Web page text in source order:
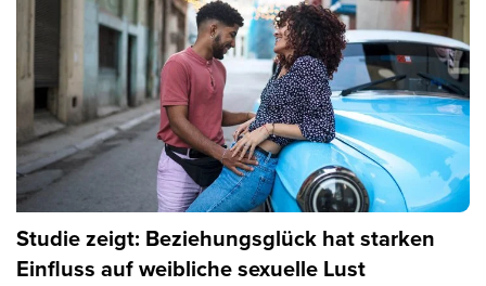
Studie zeigt: Beziehungsglück hat starken
Einfluss auf weibliche sexuelle Lust